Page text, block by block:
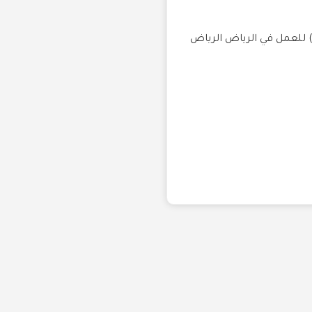
شركة (Med Market Agency) تعلن عن توافر وظيفة شاغرة بمسمى (Administrative Coordinator) للعمل في الرياض الرياض